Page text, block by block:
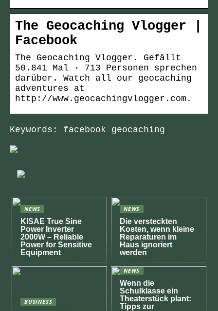
The Geocaching Vlogger |
Facebook
The Geocaching Vlogger. Gefällt
50.841 Mal · 713 Personen sprechen
darüber. Watch all our geocaching
adventures at
http://www.geocachingvlogger.com.
Keywords: facebook geocaching
NEWS
KISAE True Sine
Power Inverter
2000W – Reliable
Power for Sensitive
Equipment
NEWS
Die versteckten
Kosten, wenn kleine
Reparaturen im
Haus ignoriert
werden
BUSINESS
NEWS
Wenn die
Schulklasse ein
Theaterstück plant:
Tipps zur